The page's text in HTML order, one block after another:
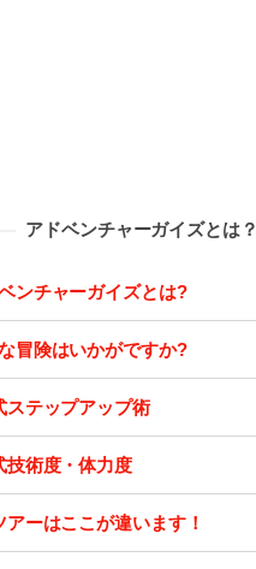
アドベンチャーガイズとは？
ンチャーガイズとは?
冒険はいかがですか?
ステップアップ術
技術度・体力度
アーはここが違います！